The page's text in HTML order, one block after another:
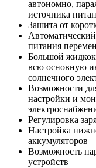
автономно,
источника
Зашита от
питания
Большой
всю основную
солнечного
Возможности
настройки и
Регулировка
Настройка
аккумуляторов
Возможность
устройств